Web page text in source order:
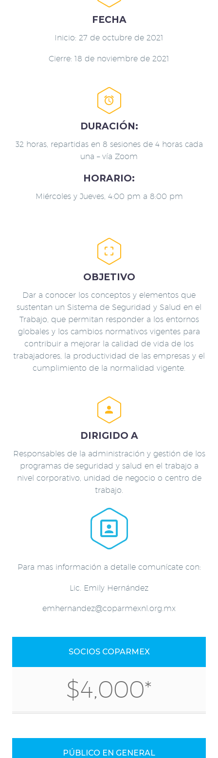
FECHA
Inicio: 27 de octubre de 2021
Cierre: 18 de noviembre de 2021


DURACIÓN:
32 horas, repartidas en 8 sesiones de 4 horas cada
una – vía Zoom
HORARIO:
Miércoles y Jueves, 4:00 pm a 8:00 pm


OBJETIVO
Dar a conocer los conceptos y elementos que
sustentan un Sistema de Seguridad y Salud en el
Trabajo, que permitan responder a los entornos
globales y los cambios normativos vigentes para
contribuir a mejorar la calidad de vida de los
trabajadores, la productividad de las empresas y el
cumplimiento de la normalidad vigente.


DIRIGIDO A
Responsables de la administración y gestión de los
programas de seguridad y salud en el trabajo a
nivel corporativo, unidad de negocio o centro de
trabajo.


Para mas información a detalle comunícate con:
Lic. Emily Hernández
emhernandez@coparmexnl.org.mx
SOCIOS COPARMEX
$4,000*
PÚBLICO EN GENERAL